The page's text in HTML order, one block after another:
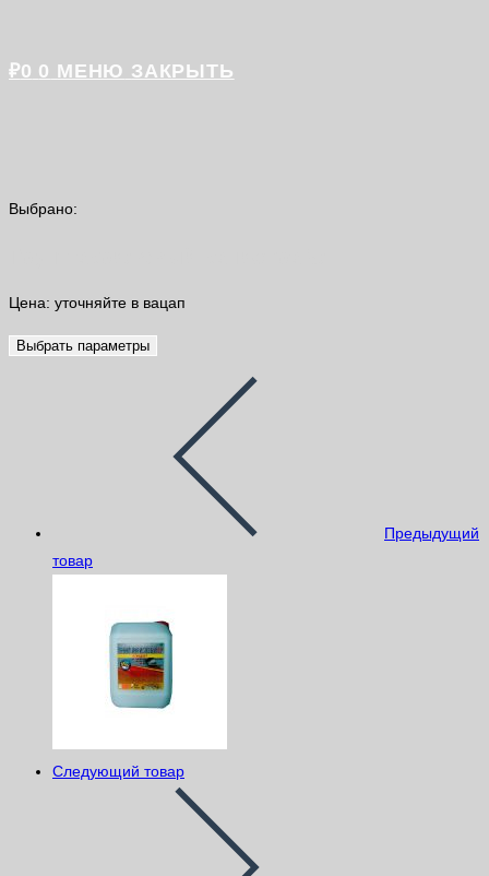
₽0 0 МЕНЮ ЗАКРЫТЬ
Выбрано:
Цена: уточняйте в вацап
Выбрать параметры
Предыдущий
товар
Следующий товар